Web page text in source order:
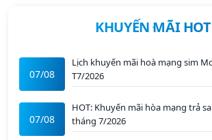
KHUYẾN MÃI HOT
07/08
Lịch khuyến mãi hoà mạng sim
T7/2026
07/08
HOT: Khuyến mãi hòa mạng trả
tháng 7/2026